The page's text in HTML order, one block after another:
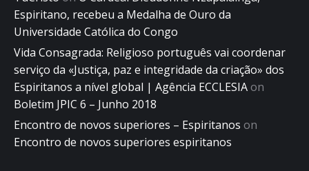
Espiritano, recebeu a Medalha de Ouro da
Universidade Católica do Congo
Vida Consagrada: Religioso português vai coordenar
serviço da «Justiça, paz e integridade da criação» dos
Espiritanos a nível global | Agência ECCLESIAon
Boletim JPIC 6 – Junho 2018
Encontro de novos superiores – Espiritanos on
Encontro de novos superiores espiritanos